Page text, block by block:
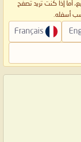
أما إذا كنت تريد تصفح
أسفله.
Français